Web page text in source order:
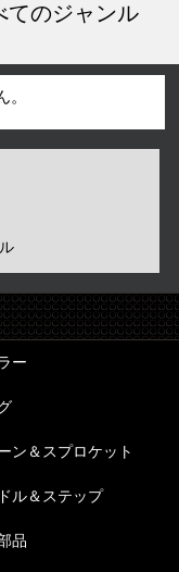
てのジャンル
。
ー
ン＆スプロケット
ル＆ステップ
品